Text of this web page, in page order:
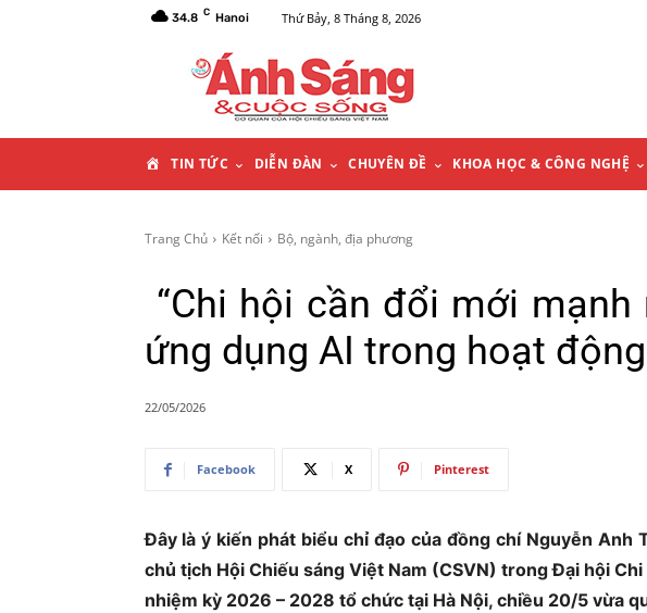
34.8 C Hanoi Thứ Bảy, 8 Tháng 8, 2026
H
Ủ
TIN TỨC DIỄN ĐÀN CHUYÊN ĐỀ KHOA HỌC & CÔNG NGHỆ
Trang Chủ Kết nối Bộ, ngành, địa phương
“Chi hội cần đổi mới
ứng dụng AI trong hoạt
22/05/2026
Facebook X Pinterest
Đây là ý kiến phát biểu chỉ đạo củađồng chí Nguyễn Anh
chủ tịch Hội Chiếu sáng Việt Nam (CSVN) trongĐại hội Chi
nhiệm kỳ 2026 – 2028 tổ chứctại Hà Nội, chiều 20/5vừa